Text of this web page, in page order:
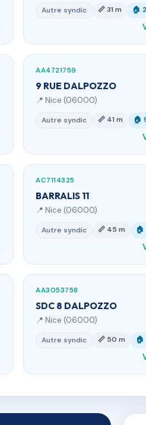
Autre syndic 📏 31 m 🏠
AA4721759
9 RUE DALPOZZO
📍 Nice (06000)
Autre syndic 📏 41 m 🏠
AC7114325
BARRALIS 11
📍 Nice (06000)
Autre syndic 📏 45 m
AA3053758
SDC 8 DALPOZZO
📍 Nice (06000)
Autre syndic 📏 50 m